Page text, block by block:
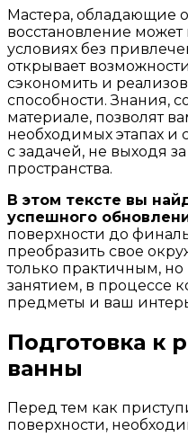
Мастера, обладающие
восстановление
условиях без
открывает
сэкономить и
способности. Знания,
материале, позволят
необходимых этапах и
с задачей, не выходя
пространства.
В этом тексте вы
успешного
поверхности до
преобразить свое
только практичным,
занятием, в процессе
предметы и ваш
Подготовка к
ванны
Перед тем как
поверхности,